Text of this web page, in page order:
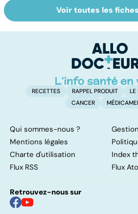
Tout savoir sur
les infections
Voir toutes les
RECETTES RAPPEL PRODUIT
LE
CANCER
Qui sommes-nous ?
Mentions légales
Charte d'utilisation
Index
Flux RSS
Flux
Retrouvez-nous sur